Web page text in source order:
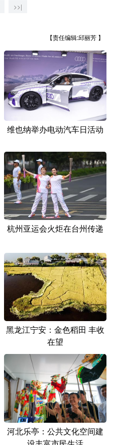
西藏
青海 宁夏
黑龙江
日本語 한국어
>>|
【责任编辑:邱丽芳 】
维也纳举办电动汽车日活动
杭州亚运会火炬在台州传递
黑龙江宁安：金色稻田 丰收
在望
河北乐亭：公共文化空间建